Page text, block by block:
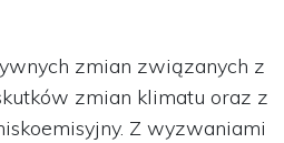
zmian związanych z
zmian klimatu oraz z
Z wyzwaniami